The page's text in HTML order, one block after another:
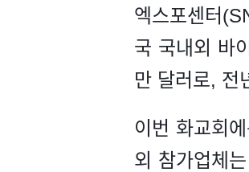
엑스포센터
국 국내외 바
만 달러로, 전
이번 화교회
외 참가업체